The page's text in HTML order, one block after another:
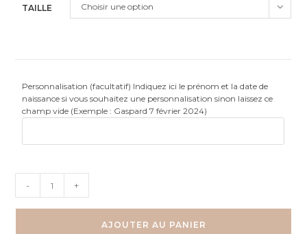
TAILLE Choisir une option
Personnalisation (facultatif) Indiquez ici le prénom et la date de
naissance si vous souhaitez une personnalisation sinon laissez ce
champ vide (Exemple : Gaspard 7 février 2024)
Affiche
- +
AJOUTER AU PANIER